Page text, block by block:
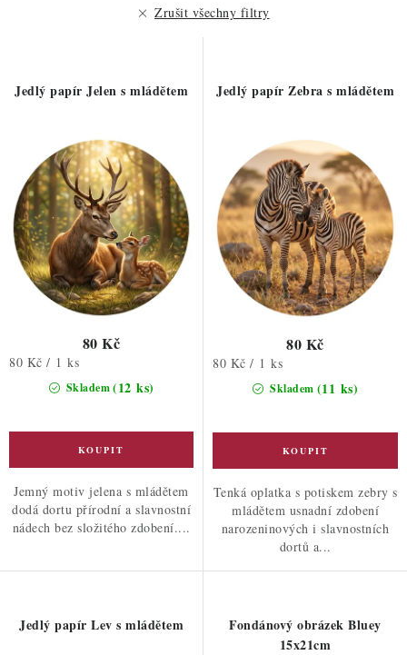
u
d
ů
Zrušit všechny filtry
Jedlý papír Jelen s mládětem
Skladem(12 ks)
80 Kč
Měrná
80 Kč / 1 ks
Jemný motiv jelena s mládětem
dodá dortu přírodní a slavnostní
nádech bez složitého zdobení....
Jedlý papír Zebra s mládětem
Skladem (11 ks)
80 Kč
Měrná
80 Kč / 1 ks
Tenká oplatka s potiskem zebry s
mládětem usnadní zdobení
narozeninových i slavnostních
dortů a...
Jedlý papír Lev s mládětem
Fondánový obrázek Bluey
15x21cm